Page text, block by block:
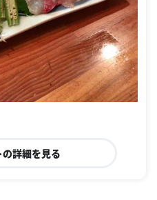
詳細を見る